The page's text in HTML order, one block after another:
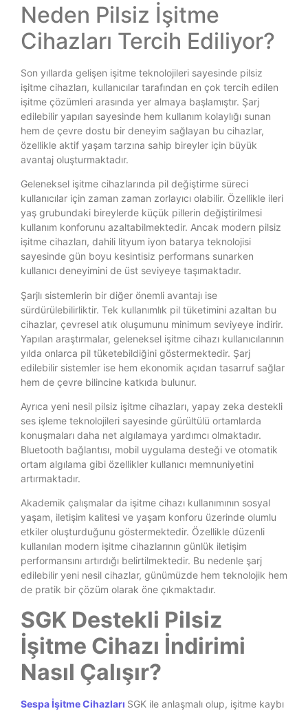
Neden Pilsiz İşitme
Cihazları Tercih Ediliyor?
Son yıllarda gelişen işitme teknolojileri sayesinde pilsiz
işitme cihazları, kullanıcılar tarafından en çok tercih edilen
işitme çözümleri arasında yer almaya başlamıştır. Şarj
edilebilir yapıları sayesinde hem kullanım kolaylığı sunan
hem de çevre dostu bir deneyim sağlayan bu cihazlar,
özellikle aktif yaşam tarzına sahip bireyler için büyük
avantaj oluşturmaktadır.
Geleneksel işitme cihazlarında pil değiştirme süreci
kullanıcılar için zaman zaman zorlayıcı olabilir. Özellikle ileri
yaş grubundaki bireylerde küçük pillerin değiştirilmesi
kullanım konforunu azaltabilmektedir. Ancak modern pilsiz
işitme cihazları, dahili lityum iyon batarya teknolojisi
sayesinde gün boyu kesintisiz performans sunarken
kullanıcı deneyimini de üst seviyeye taşımaktadır.
Şarjlı sistemlerin bir diğer önemli avantajı ise
sürdürülebilirliktir. Tek kullanımlık pil tüketimini azaltan bu
cihazlar, çevresel atık oluşumunu minimum seviyeye indirir.
Yapılan araştırmalar, geleneksel işitme cihazı kullanıcılarının
yılda onlarca pil tüketebildiğini göstermektedir. Şarj
edilebilir sistemler ise hem ekonomik açıdan tasarruf sağlar
hem de çevre bilincine katkıda bulunur.
Ayrıca yeni nesil pilsiz işitme cihazları, yapay zeka destekli
ses işleme teknolojileri sayesinde gürültülü ortamlarda
konuşmaları daha net algılamaya yardımcı olmaktadır.
Bluetooth bağlantısı, mobil uygulama desteği ve otomatik
ortam algılama gibi özellikler kullanıcı memnuniyetini
artırmaktadır.
Akademik çalışmalar da işitme cihazı kullanımının sosyal
yaşam, iletişim kalitesi ve yaşam konforu üzerinde olumlu
etkiler oluşturduğunu göstermektedir. Özellikle düzenli
kullanılan modern işitme cihazlarının günlük iletişim
performansını artırdığı belirtilmektedir. Bu nedenle şarj
edilebilir yeni nesil cihazlar, günümüzde hem teknolojik hem
de pratik bir çözüm olarak öne çıkmaktadır.
SGK Destekli Pilsiz
İşitme Cihazı İndirimi
Nasıl Çalışır?
Sespa İşitme Cihazları SGK ile anlaşmalı olup, işitme kaybı